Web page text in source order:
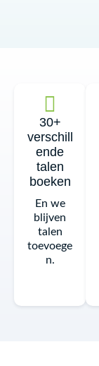
30+
verschill
ende
talen
boeken
En we
blijven
talen
toevoege
n.